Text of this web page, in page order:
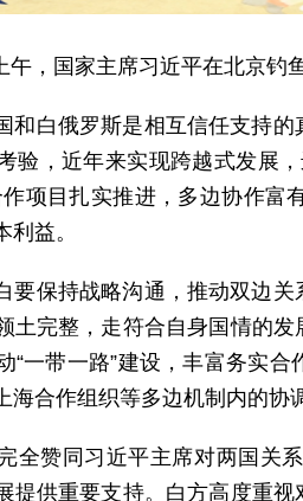
午，国家主席习近平在北京钓
和白俄罗斯是相互信任支持
验，近年来实现跨越式发展
项目扎实推进，多边协作
益。
要保持战略沟通，推动双边
土完整，走符合自身国情的
“一带一路”建设，丰富务实
海合作组织等多边机制内的协
全赞同习近平主席对两国关
提供重要支持。白方高度重